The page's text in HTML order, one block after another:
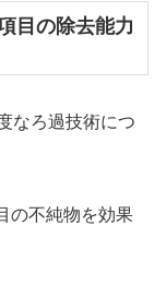
目の除去能力
なろ過技術につ
の不純物を効果